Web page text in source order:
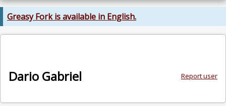
Greasy Fork is available in English.
Report user
Dario Gabriel